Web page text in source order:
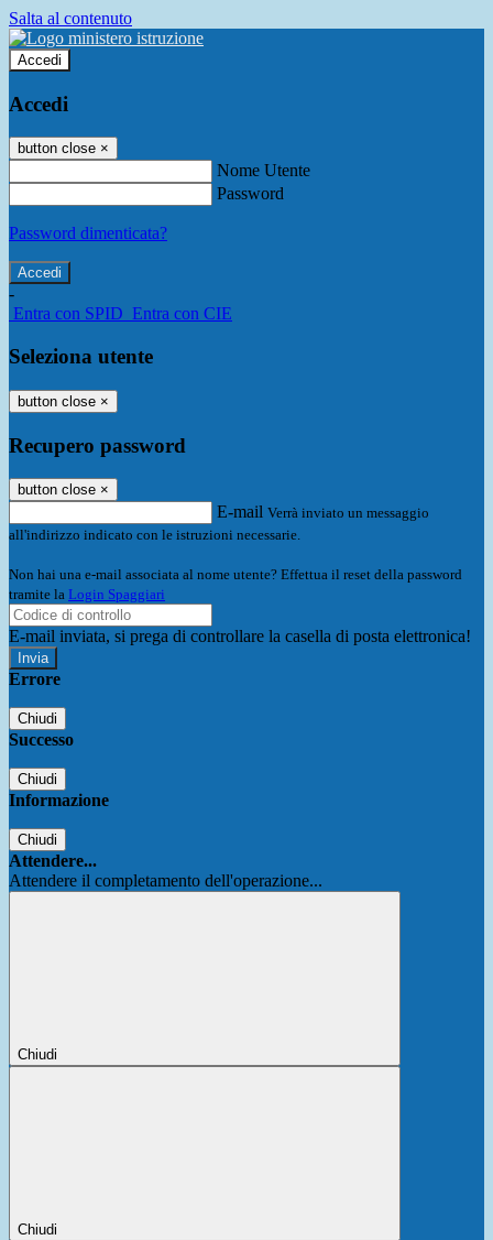
Salta al contenuto
Accedi
Accedi
button close ×
Nome Utente
Password
Password dimenticata?
-
Entra con SPID Entra con CIE
Seleziona utente
button close ×
Recupero password
button close ×
E-mail Verrà inviato un messaggio
all'indirizzo indicato con le istruzioni necessarie.
Non hai una e-mail associata al nome utente? Effettua il reset della password
tramite la Login Spaggiari
E-mail inviata, si prega di controllare la casella di posta elettronica!
Errore
Chiudi
Successo
Chiudi
Informazione
Chiudi
Attendere...
Attendere il completamento dell'operazione...
Chiudi
Chiudi